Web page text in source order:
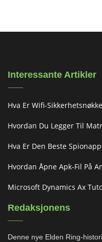
Interessante Artikler
Hva Er Wifi-
Hvordan Du Legger Til
Hva Er Den Beste
Hvordan Åpne Apk-Fil På
Microsoft Dynamics Ax
Redaksjonens
Denne nye Elden Ring-